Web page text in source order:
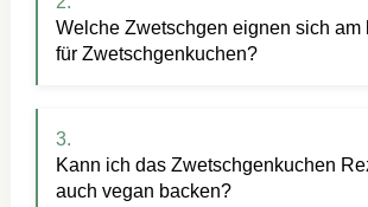
Welche Zwetschgen eignen sich am
für Zwetschgenkuchen?
Kann ich das Zwetschgenkuchen
auch vegan backen?